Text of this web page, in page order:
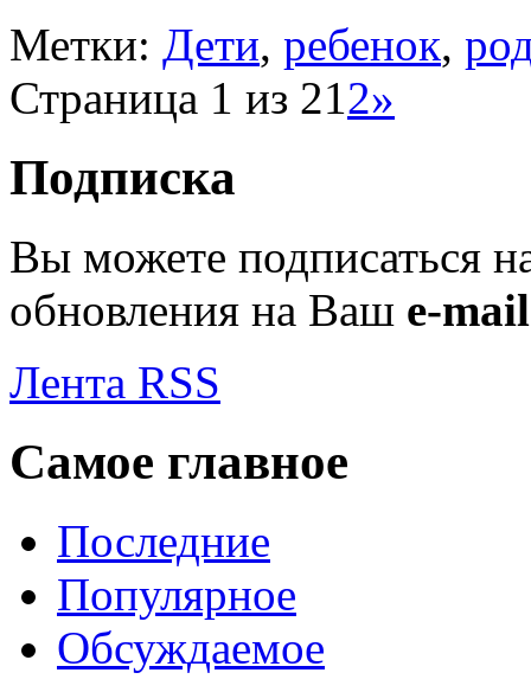
Метки: Дети, ребенок,
Страница 1 из 212»
Подписка
Вы можете подписаться
обновления на Ваш e-mail
Лента RSS
Самое главное
Последние
Популярное
Обсуждаемое